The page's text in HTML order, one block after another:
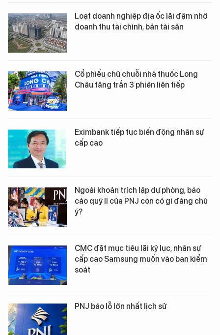
Loạt doanh nghiệp địa ốc lãi đậm nhờ
doanh thu tài chính, bán tài sản
Cổ phiếu chủ chuỗi nhà thuốc Long
Châu tăng trần 3 phiên liên tiếp
Eximbank tiếp tục biến động nhân sự
cấp cao
Ngoài khoản trích lập dự phòng, báo
cáo quý II của PNJ còn có gì đáng chú
ý?
CMC đặt mục tiêu lãi kỷ lục, nhân sự
cấp cao Samsung muốn vào ban kiểm
soát
PNJ báo lỗ lớn nhất lịch sử